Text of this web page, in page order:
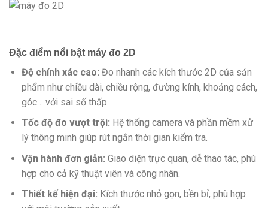
Đặc điểm nổi bật máy đo 2D
Độ chính xác cao: Đo nhanh các kích thước 2D của sản
phẩm như chiều dài, chiều rộng, đường kính, khoảng cách,
góc… với sai số thấp.
Tốc độ đo vượt trội: Hệ thống camera và phần mềm xử
lý thông minh giúp rút ngắn thời gian kiểm tra.
Vận hành đơn giản: Giao diện trực quan, dễ thao tác, phù
hợp cho cả kỹ thuật viên và công nhân.
Thiết kế hiện đại: Kích thước nhỏ gọn, bền bỉ, phù hợp